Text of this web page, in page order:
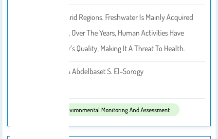
In Arid And Semi-Arid Regions, Freshwater Is Mainly Acquired
From Groundwater. Over The Years, Human Activities Have
Reduced The Latter’s Quality, Making It A Threat To Health.
Talal Alharbi & Abdelbaset S. El-Sorogy
Environmental Monitoring And Assessment